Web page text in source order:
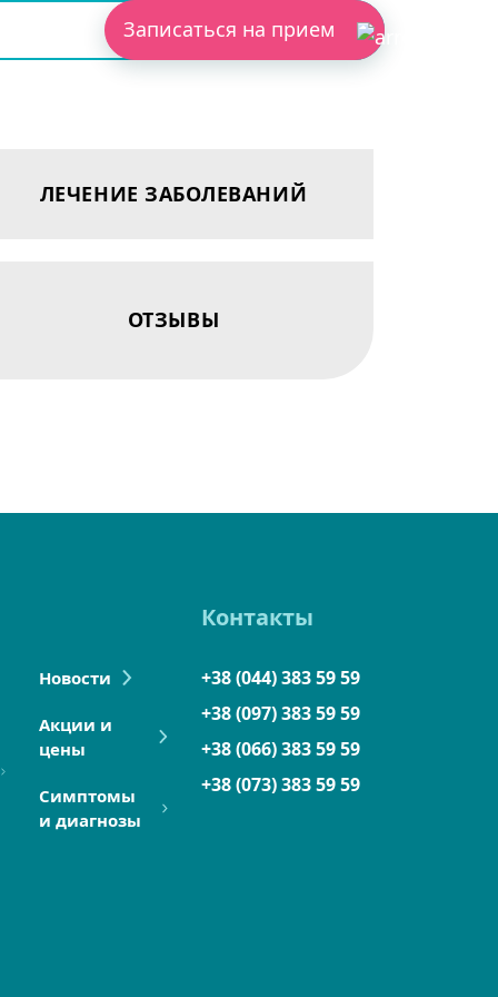
Записаться на прием
ЛЕЧЕНИЕ ЗАБОЛЕВАНИЙ
ОТЗЫВЫ
Новости
Акции и
цены
Симптомы
и диагнозы
Контакты
+38 (044) 383 59 59
+38 (097) 383 59 59
+38 (066) 383 59 59
+38 (073) 383 59 59